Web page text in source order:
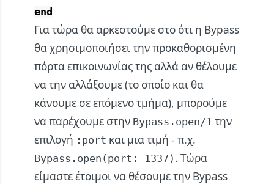
end
Για τώρα θα αρκεστούμε στο ότι η Bypass
θα χρησιμοποιήσει την προκαθορισμένη
πόρτα επικοινωνίας της αλλά αν θέλουμε
να την αλλάξουμε (το οποίο και θα
κάνουμε σε επόμενο τμήμα), μπορούμε
να παρέχουμε στην Bypass.open/1 την
επιλογή :port και μια τιμή - π.χ.
Bypass.open(port: 1337) . Τώρα
είμαστε έτοιμοι να θέσουμε την Bypass